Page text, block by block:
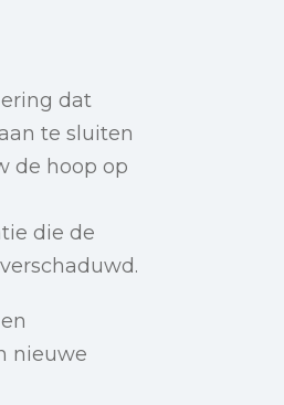
dat
te sluiten
de hoop op
die de
nieuwe